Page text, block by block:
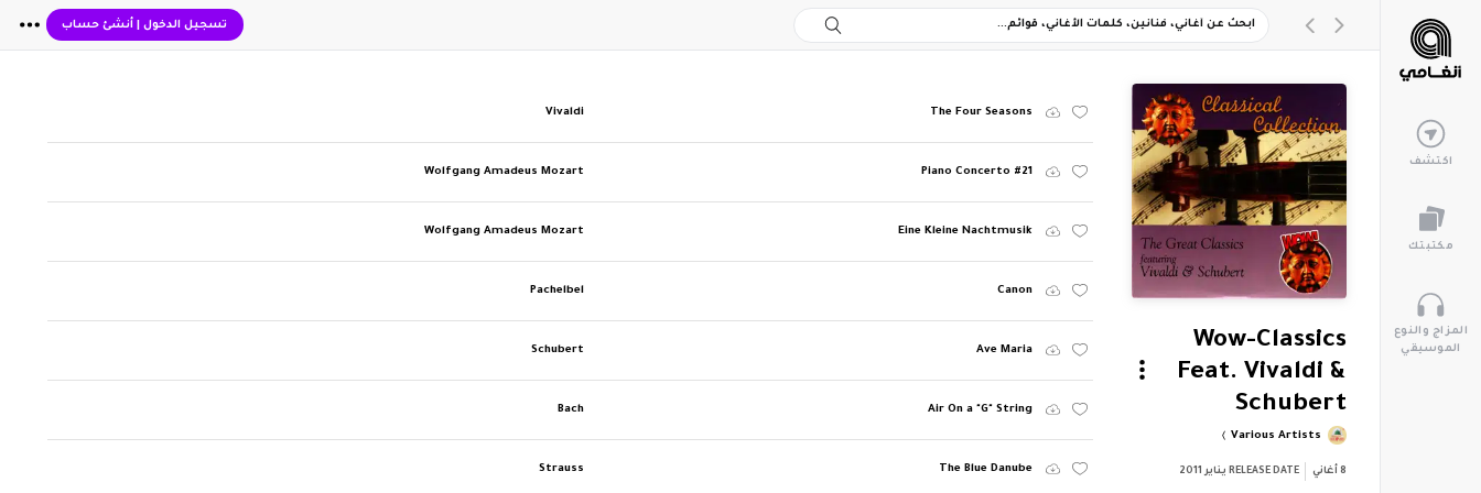
تسجيل الدخول| أنشئ حساب
اكتشف
مكتبتك
المزاج والنوع
الموسيقي
Wow-Classics
Feat. Vivaldi &
Schubert
Various Artists
8 أغاني RELEASE DATE يناير 2011
The Four Seasons
Vivaldi
Piano Concerto #21
Wolfgang Amadeus Mozart
Eine Kleine Nachtmusik
Wolfgang Amadeus Mozart
Canon
Pachelbel
Ave Maria
Schubert
Air On a "G" String
Bach
The Blue Danube
Strauss